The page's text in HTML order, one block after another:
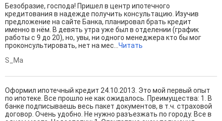
Безобразие, господа! Пришел в центр ипотечного
кредитования в надежде получить консультацию. Изучив
предложение на сайте Банка, планировал брать кредит
именно в нём. В девять утра уже был в отделении (график
работы с 9 до 20), но, увы, ни одного менеджера кто бы мог
проконсультировать, нет на мес...Читать
S_Ma
Оформил ипотечный кредит 24.10.2013. Это мой первый опыт
по ипотеке. Все прошло не как ожидалось. Преимущества: 1. В
банке подписываешь весь пакет документов, в т.ч. страховой
договор. Очень удобно. Не нужно разъезжать по городу. Все в